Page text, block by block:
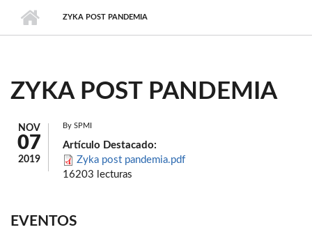
ZYKA POST PANDEMIA
ZYKA POST PANDEMIA
NOV
07
2019
By SPMI
Artículo Destacado:
Zyka post pandemia.pdf
16203 lecturas
EVENTOS